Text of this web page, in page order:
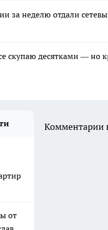
за неделю отдали
скупаю десятками — но
от
Комментарии